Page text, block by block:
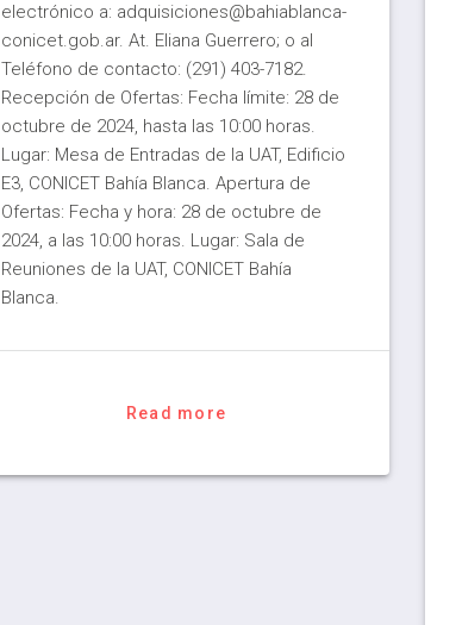
electrónico a: adquisic‌iones@‍bahiablanca-
conicet.gob.ar. At. Eliana Guerrero; o al
Teléfono de contacto: (291) 403-7182.
Recepción de Ofertas: Fecha límite: 28 de
octubre de 2024, hasta las 10:00 horas.
Lugar: Mesa de Entradas de la UAT, Edificio
E3, CONICET Bahía Blanca. Apertura de
Ofertas: Fecha y hora: 28 de octubre de
2024, a las 10:00 horas. Lugar: Sala de
Reuniones de la UAT, CONICET Bahía
Blanca.
Read more